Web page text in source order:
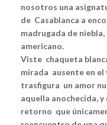
nosotros una
de Casablanca a
madrugada de
americano.
Viste chaqueta
mirada ausente en el
trasfigura un amor
aquella anochecida, y
retorno que